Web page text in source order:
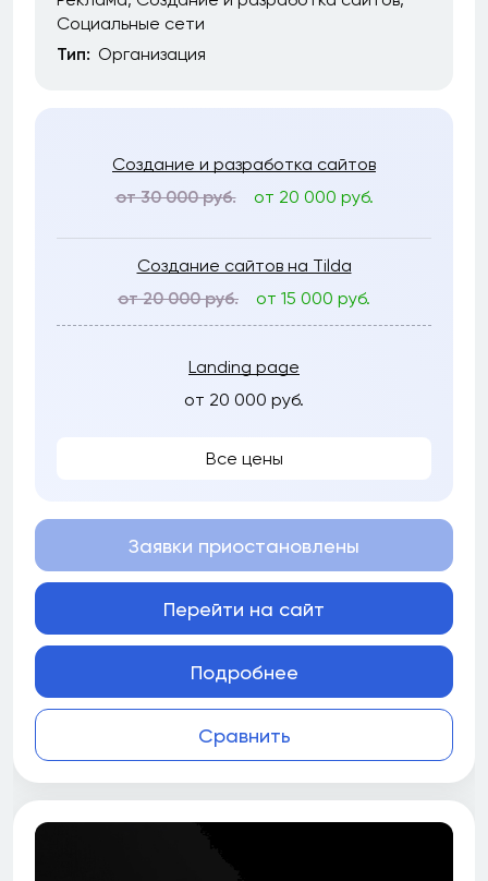
Социальные сети
Тип: Организация
Создание и разработка сайтов
от 30 000 руб.
от 20 000 руб.
Создание сайтов на Tilda
от 20 000 руб.
от 15 000 руб.
Landing page
от 20 000 руб.
Все цены
Сравнить
Заявки приостановлены
Перейти на сайт
Подробнее